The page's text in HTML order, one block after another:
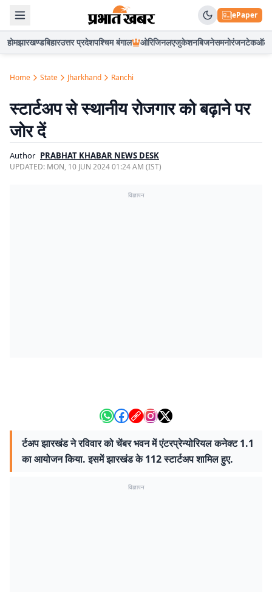
ePaper
होमझारखण्डबिहारउत्तर प्रदेशपश्चिम बंगाल ओरिजिनलएजुकेशनबिजनेसमनोरंजनटेकऑटो
Home State Jharkhand Ranchi
स्टार्टअप से स्थानीय रोजगार को बढ़ाने पर
जोर दें
Author PRABHAT KHABAR NEWS DESK
UPDATED: MON, 10 JUN 2024 01:24 AM (IST)
विज्ञापन
र्टअप झारखंड ने रविवार को चेंबर भवन में एंटरप्रेन्योरियल कनेक्ट 1.1
का आयोजन किया. इसमें झारखंड के 112 स्टार्टअप शामिल हुए.
विज्ञापन